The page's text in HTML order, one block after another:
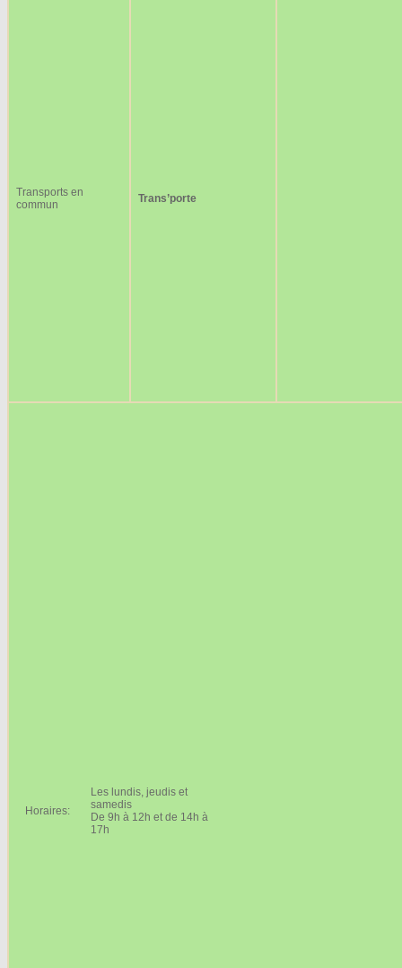
Transports en
commun
Trans’porte
Horaires:
Les lundis, jeudis et
samedis
De 9h à 12h et de 14h à
17h